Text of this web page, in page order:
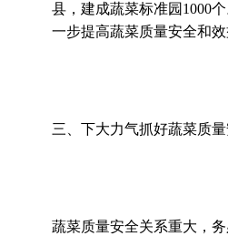
县，建成蔬菜标准园1000
一步提高蔬菜质量安全和
三、下大力气抓好蔬菜质
蔬菜质量安全关系重大，